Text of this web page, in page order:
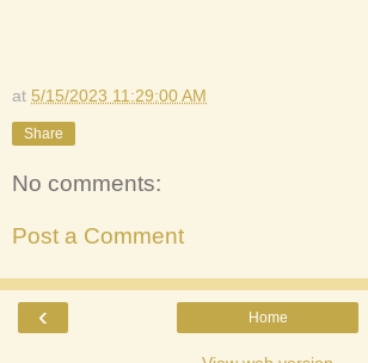
at 5/15/2023 11:29:00 AM
Share
No comments:
Post a Comment
‹ Home